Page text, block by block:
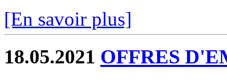
[En savoir plus]
18.05.2021 OFFRES